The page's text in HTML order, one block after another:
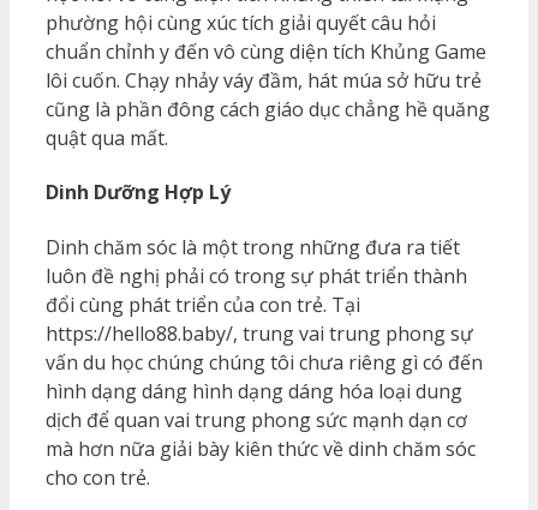
phường hội cùng xúc tích giải quyết câu hỏi
chuẩn chỉnh y đến vô cùng diện tích Khủng Game
lôi cuốn. Chạy nhảy váy đầm, hát múa sở hữu trẻ
cũng là phần đông cách giáo dục chẳng hề quăng
quật qua mất.
Dinh Dưỡng Hợp Lý
Dinh chăm sóc là một trong những đưa ra tiết
luôn đề nghị phải có trong sự phát triển thành
đổi cùng phát triển của con trẻ. Tại
https://hello88.baby/, trung vai trung phong sự
vấn du học chúng chúng tôi chưa riêng gì có đến
hình dạng dáng hình dạng dáng hóa loại dung
dịch để quan vai trung phong sức mạnh dạn cơ
mà hơn nữa giải bày kiên thức về dinh chăm sóc
cho con trẻ.